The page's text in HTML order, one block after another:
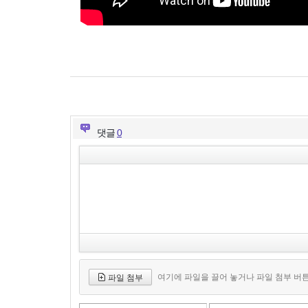
댓글0
파일 첨부 여기에 파일을 끌어 놓거나 파일 첨부 버